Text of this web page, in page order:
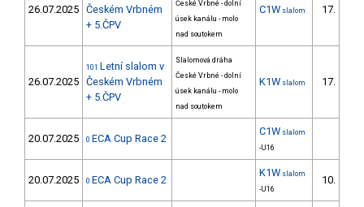
26.07.2025 Českém Vrbném
+ 5.ČPV
České Vrbné - dolní
úsek kanálu - molo
nad soutokem
C1W slalom 17.
26.07.2025
101 Letní slalom v
Českém Vrbném
+ 5.ČPV
Slalomová dráha
České Vrbné - dolní
úsek kanálu - molo
nad soutokem
K1W slalom 17.
20.07.2025 0 ECA Cup Race 2
C1W slalom
-U16
20.07.2025 0 ECA Cup Race 2
K1W slalom
-U16
10.